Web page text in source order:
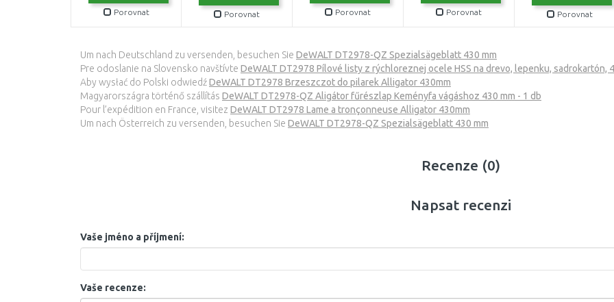
Porovnat Porovnat Porovnat Porovnat Porovnat
Um nach Deutschland zu versenden, besuchen Sie DeWALT DT2978-QZ Spezialsägeblatt 430 mm
Pre odoslanie na Slovensko navštívte DeWALT DT2978 Pílové listy z rýchloreznej ocele HSS na drevo, lepenku, sadrokartón,
Aby wysłać do Polski odwiedźDeWALT DT2978 Brzeszczot do pilarek Alligator 430mm
Magyarországra történő szállítás DeWALT DT2978-QZ Aligátor fűrészlap Keményfa vágáshoz 430 mm - 1 db
Pour l’expédition en France, visitez DeWALT DT2978 Lame a tronçonneuse Alligator 430mm
Um nach Österreich zu versenden, besuchen Sie DeWALT DT2978-QZ Spezialsägeblatt 430 mm
Recenze (0)
Napsat recenzi
Vaše jméno a příjmení:
Vaše recenze: